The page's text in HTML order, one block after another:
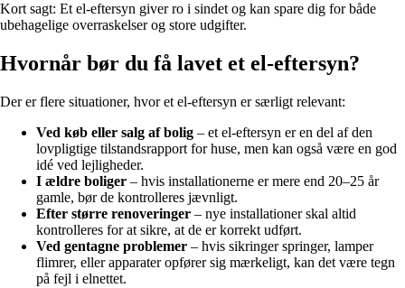
Kort sagt: Et el-eftersyn giver ro i sindet og kan spare dig for både
ubehagelige overraskelser og store udgifter.
Hvornår bør du få lavet et el-eftersyn?
Der er flere situationer, hvor et el-eftersyn er særligt relevant:
Ved køb eller salg af bolig – et el-eftersyn er en del af den
lovpligtige tilstandsrapport for huse, men kan også være en god
idé ved lejligheder.
I ældre boliger – hvis installationerne er mere end 20–25 år
gamle, bør de kontrolleres jævnligt.
Efter større renoveringer – nye installationer skal altid
kontrolleres for at sikre, at de er korrekt udført.
Ved gentagne problemer – hvis sikringer springer, lamper
flimrer, eller apparater opfører sig mærkeligt, kan det være tegn
på fejl i elnettet.